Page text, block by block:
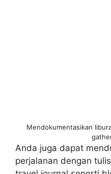
Mendokumentasikan
Anda juga dapat
perjalanan dengan